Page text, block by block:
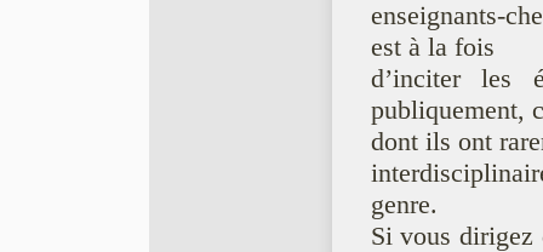
enseignants-
est à la fois
d’inciter les
publiquement,
dont ils ont
genre.
Si vous dirigez